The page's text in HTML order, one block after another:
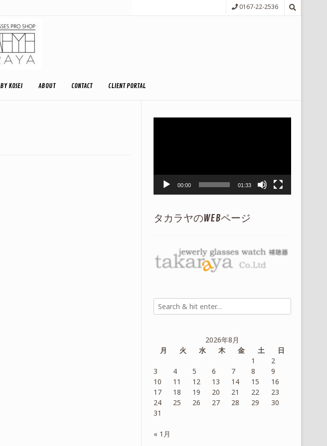
0167-22-2536
BY KOSEI ABOUT CONTACT CLIENT PORTAL
ヤ
00:00 01:33
タカラヤのWEBページ
2026年8月
月
火 水 木 金 土
日
1
2
3
4 5 6 7 8
9
10
11 12 13 14 15
16
17
18 19 20 21 22
23
24
25 26 27 28 29
30
31
« 1月